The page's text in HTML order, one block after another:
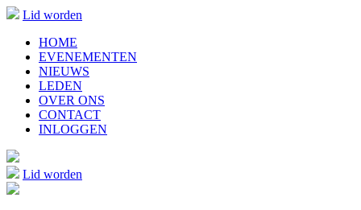
Lid worden
HOME
EVENEMENTEN
NIEUWS
LEDEN
OVER ONS
CONTACT
INLOGGEN
Lid worden